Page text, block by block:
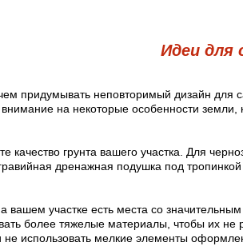
Идеи для
придумывать неповторимый дизайн для
на некоторые особенности земли,
качество грунта вашего участка. Для
дренажная подушка под
вашем участке есть места со
более тяжелые материалы, чтобы их
не использовать мелкие элементы